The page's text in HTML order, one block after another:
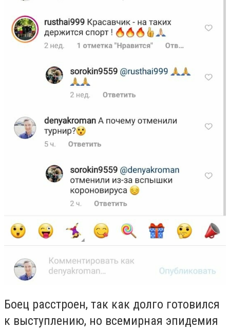
Боец расстроен, так как долго готовился
к выступлению, но всемирная эпидемия